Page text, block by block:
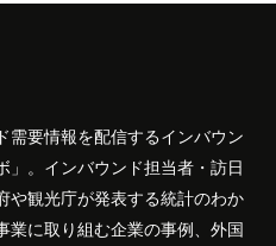
需要情報を配信するインバウン
」。インバウンド担当者・訪日
や観光庁が発表する統計のわか
業に取り組む企業の事例、外国